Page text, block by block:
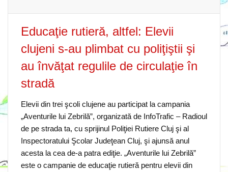
Educaţie rutieră, altfel: Elevii
clujeni s-au plimbat cu poliţiştii şi
au învăţat regulile de circulaţie în
stradă
Elevii din trei şcoli clujene au participat la campania
„Aventurile lui Zebrilă”, organizată de InfoTrafic – Radioul
de pe strada ta, cu sprijinul Poliţiei Rutiere Cluj şi al
Inspectoratului Şcolar Judeţean Cluj, şi ajunsă anul
acesta la cea de-a patra ediţie. „Aventurile lui Zebrilă”
este o campanie de educaţie rutieră pentru elevii din